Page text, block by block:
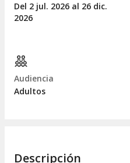
Del 2 jul. 2026 al 26 dic.
2026
Audiencia
Adultos
Descripción